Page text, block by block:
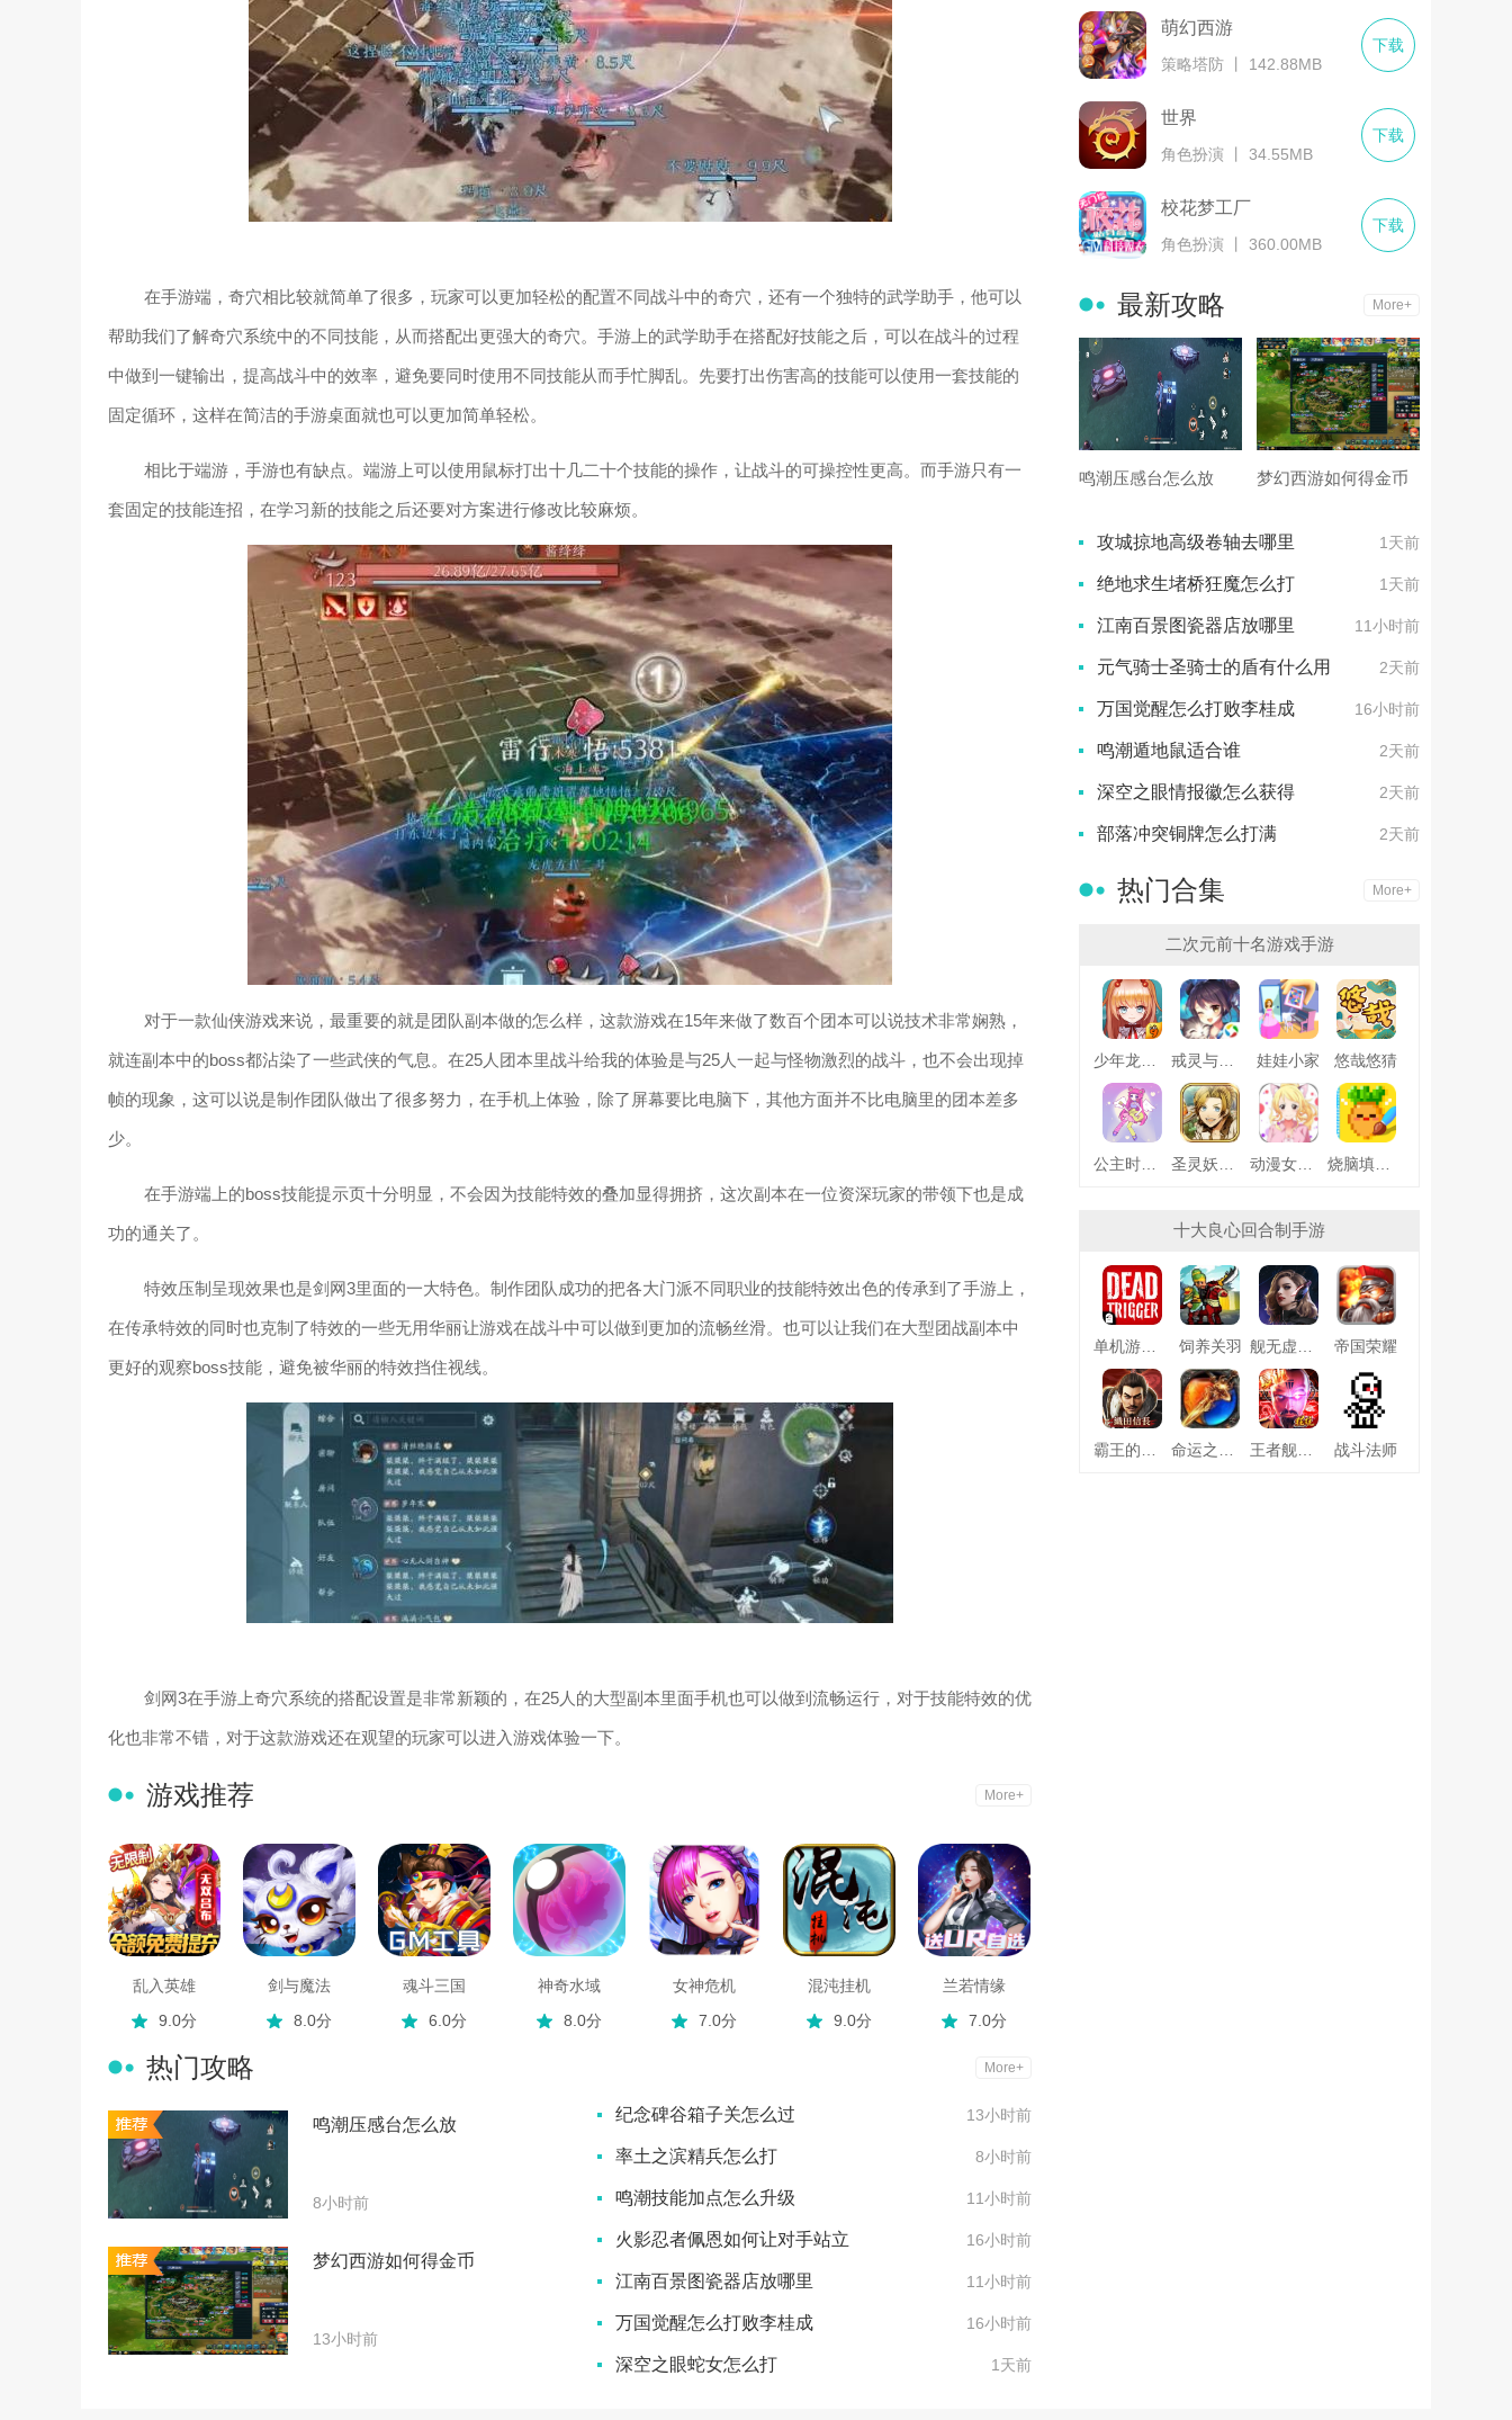
在手游端，奇穴相比较就简单了很多，玩家可以更加轻松的配置不同战斗中的奇穴，还有一个独特的武学助手，他可以
帮助我们了解奇穴系统中的不同技能，从而搭配出更强大的奇穴。手游上的武学助手在搭配好技能之后，可以在战斗的过程
中做到一键输出，提高战斗中的效率，避免要同时使用不同技能从而手忙脚乱。先要打出伤害高的技能可以使用一套技能的
固定循环，这样在简洁的手游桌面就也可以更加简单轻松。
相比于端游，手游也有缺点。端游上可以使用鼠标打出十几二十个技能的操作，让战斗的可操控性更高。而手游只有一
套固定的技能连招，在学习新的技能之后还要对方案进行修改比较麻烦。
对于一款仙侠游戏来说，最重要的就是团队副本做的怎么样，这款游戏在15年来做了数百个团本可以说技术非常娴熟，
就连副本中的boss都沾染了一些武侠的气息。在25人团本里战斗给我的体验是与25人一起与怪物激烈的战斗，也不会出现掉
帧的现象，这可以说是制作团队做出了很多努力，在手机上体验，除了屏幕要比电脑下，其他方面并不比电脑里的团本差多
少。
在手游端上的boss技能提示页十分明显，不会因为技能特效的叠加显得拥挤，这次副本在一位资深玩家的带领下也是成
功的通关了。
特效压制呈现效果也是剑网3里面的一大特色。制作团队成功的把各大门派不同职业的技能特效出色的传承到了手游上，
在传承特效的同时也克制了特效的一些无用华丽让游戏在战斗中可以做到更加的流畅丝滑。也可以让我们在大型团战副本中
更好的观察boss技能，避免被华丽的特效挡住视线。
剑网3在手游上奇穴系统的搭配设置是非常新颖的，在25人的大型副本里面手机也可以做到流畅运行，对于技能特效的优
化也非常不错，对于这款游戏还在观望的玩家可以进入游戏体验一下。
游戏推荐 More+
乱入英雄
9.0分
剑与魔法
8.0分
魂斗三国
6.0分
神奇水域
8.0分
女神危机
7.0分
混沌挂机
9.0分
兰若情缘
7.0分
热门攻略 More+
鸣潮压感台怎么放
8小时前
梦幻西游如何得金币
13小时前
纪念碑谷箱子关怎么过 13小时前
率土之滨精兵怎么打 8小时前
鸣潮技能加点怎么升级 11小时前
火影忍者佩恩如何让对手站立 16小时前
江南百景图瓷器店放哪里 11小时前
万国觉醒怎么打败李桂成 16小时前
深空之眼蛇女怎么打 1天前
萌幻西游
策略塔防 丨 142.88MB
下载
世界
角色扮演 丨 34.55MB
下载
校花梦工厂
角色扮演 丨 360.00MB
下载
最新攻略 More+
鸣潮压感台怎么放 梦幻西游如何得金币
攻城掠地高级卷轴去哪里 1天前
绝地求生堵桥狂魔怎么打 1天前
江南百景图瓷器店放哪里 11小时前
元气骑士圣骑士的盾有什么用 2天前
万国觉醒怎么打败李桂成 16小时前
鸣潮遁地鼠适合谁 2天前
深空之眼情报徽怎么获得 2天前
部落冲突铜牌怎么打满 2天前
热门合集 More+
二次元前十名游戏手游
娃娃小家 悠哉悠猜
动漫女友创造 烧脑填色游戏
十大良心回合制手游
饲养关羽 帝国荣耀
王者舰队变态版 战斗法师